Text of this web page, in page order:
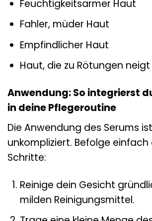
Feuchtigkeitsarmer Haut
Fahler, müder Haut
Empfindlicher Haut
Haut, die zu Rötungen neigt
Anwendung: So integrierst
in deine Pflegeroutine
Die Anwendung des Serums
unkompliziert. Befolge einfach
Schritte:
Reinige dein Gesicht
milden Reinigungsmittel.